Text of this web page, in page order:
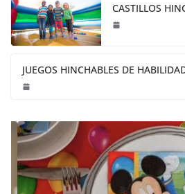
CASTILLOS
JUEGOS HINCHABLES DE